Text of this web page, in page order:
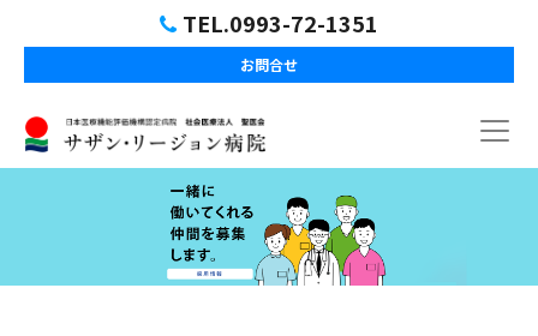
TEL.0993-72-1351
お問合せ